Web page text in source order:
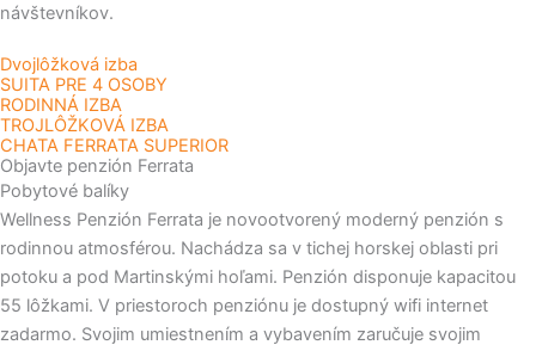
návštevníkov.
Dvojlôžková izba
SUITA PRE 4 OSOBY
RODINNÁ IZBA
TROJLÔŽKOVÁ IZBA
CHATA FERRATA SUPERIOR
Objavte penzión Ferrata
Pobytové balíky
Wellness Penzión Ferrata je novootvorený moderný penzión s
rodinnou atmosférou. Nachádza sa v tichej horskej oblasti pri
potoku a pod Martinskými hoľami. Penzión disponuje kapacitou
55 lôžkami. V priestoroch penziónu je dostupný wifi internet
zadarmo. Svojim umiestnením a vybavením zaručuje svojim